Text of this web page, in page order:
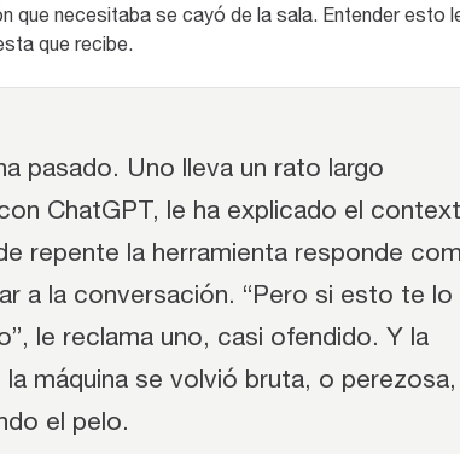
que necesitaba se cayó de la sala. Entender esto
que recibe.
pasado. Uno lleva un rato largo
ChatGPT, le ha explicado el
repente la herramienta responde
a la conversación. “Pero si esto te lo
le reclama uno, casi ofendido. Y la
máquina se volvió bruta, o
el pelo.